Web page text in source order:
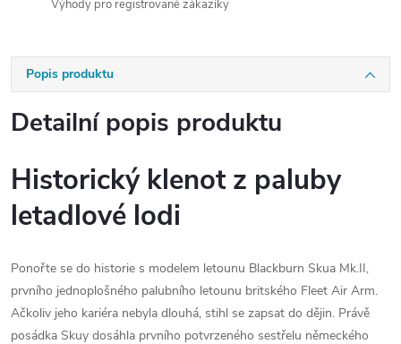
Výhody pro registrované zákazíky
Popis produktu
Detailní popis produktu
Historický klenot z paluby
letadlové lodi
Ponořte se do historie s modelem letounu Blackburn Skua Mk.II,
prvního jednoplošného palubního letounu britského Fleet Air Arm.
Ačkoliv jeho kariéra nebyla dlouhá, stihl se zapsat do dějin. Právě
posádka Skuy dosáhla prvního potvrzeného sestřelu německého